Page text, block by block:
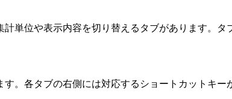
単位や表示内容を切り替えるタブがあります。タ
。各タブの右側には対応するショートカットキー